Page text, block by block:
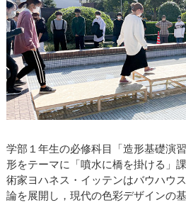
学部１年生の必修科目「造形基礎演
形をテーマに「噴水に橋を掛ける」
術家ヨハネス・イッテンはバウハウ
論を展開し，現代の色彩デザインの